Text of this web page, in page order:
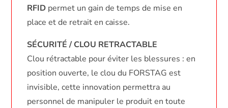
RFID permet un gain de temps de mise en
place et de retrait en caisse.
SÉCURITÉ / CLOU RETRACTABLE
Clou rétractable pour éviter les blessures : en
position ouverte, le clou du FORSTAG est
invisible, cette innovation permettra au
personnel de manipuler le produit en toute